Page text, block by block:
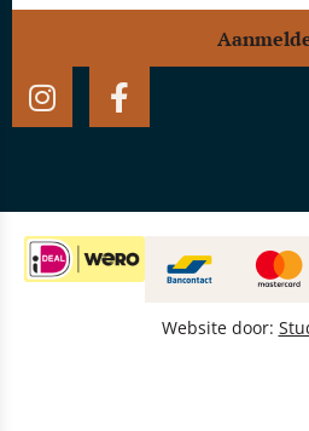
Website door: